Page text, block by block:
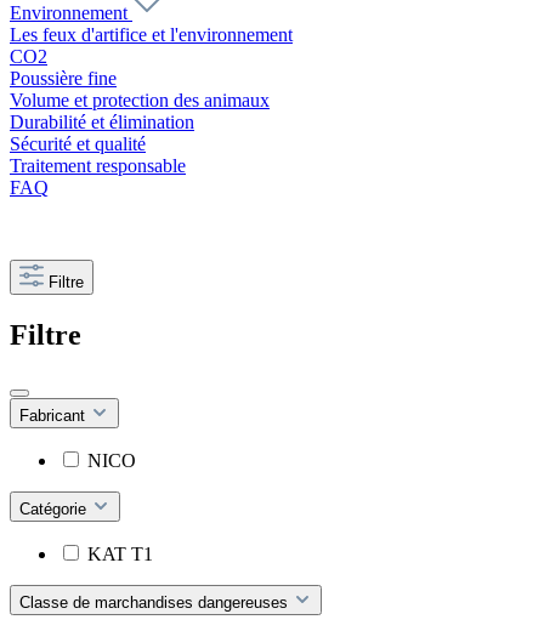
Environnement
Les feux d'artifice et l'environnement
CO2
Poussière fine
Volume et protection des animaux
Durabilité et élimination
Sécurité et qualité
Traitement responsable
FAQ
Filtre
Filtre
Fabricant
NICO
Catégorie
KAT T1
Classe de marchandises dangereuses